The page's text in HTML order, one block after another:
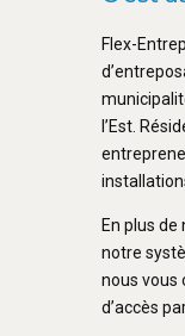
Flex-
l’Est.
En plus
notre
nous vous
d’accès